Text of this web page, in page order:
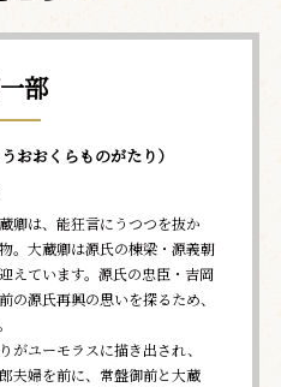
部
おおくらものがたり）
卿は、能狂言にうつつを抜か
。大蔵卿は源氏の棟梁・源義朝
えています。源氏の忠臣・吉岡
の源氏再興の思いを探るため、
ユーモラスに描き出され、
夫婦を前に、常盤御前と大蔵